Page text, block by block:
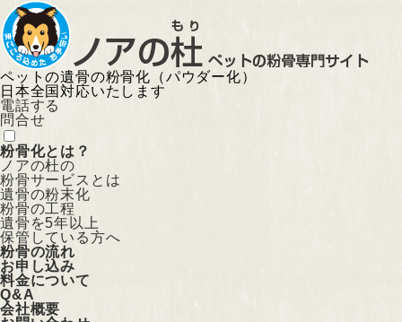
ペットの遺骨の粉骨化（パウダー化）
日本全国対応いたします
電話する
問合せ
粉骨化とは？
ノアの杜の
粉骨サービスとは
遺骨の粉末化
粉骨の工程
遺骨を5年以上
保管している方へ
粉骨の流れ
お申し込み
料金について
Q&A
会社概要